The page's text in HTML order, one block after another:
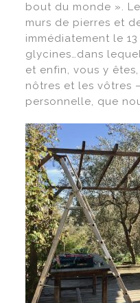
bout du monde ».
murs de pierres et
immédiatement le
glycines…dans
et enfin, vous y
nôtres et les vôtres
personnelle, que